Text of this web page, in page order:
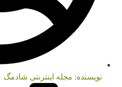
نویسنده: مجله اینترنتی شادمگ